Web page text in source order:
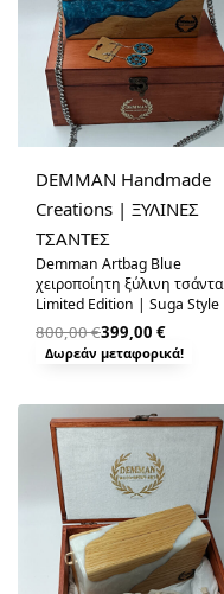
DEMMAN Handmade
Creations | ΞΥΛΙΝΕΣ
ΤΣΑΝΤΕΣ
Demman Artbag Blue
χειροποίητη ξύλινη τσάντα
Limited Edition | Suga Style
800,00€399,00 €
Δωρεάν μεταφορικά!